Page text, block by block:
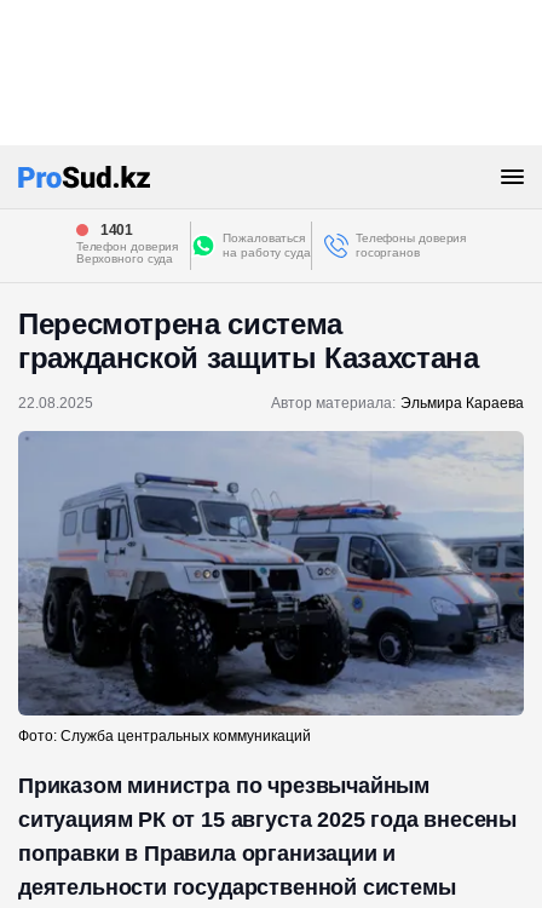
1401
Телефон доверия
Верховного суда
Пожаловаться
на работу суда
Телефоны доверия
госорганов
Пересмотрена система
гражданской защиты Казахстана
22.08.2025 Автор материала: Эльмира Караева
Фото: Служба центральных коммуникаций
Приказом министра по чрезвычайным
ситуациям РК от 15 августа 2025 года внесены
поправки в Правила организации и
деятельности государственной системы